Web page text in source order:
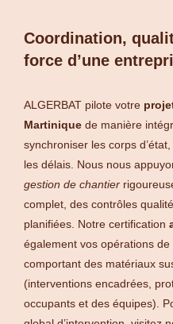
Coordination,
force d’une
ALGERBAT pilote votre
Martinique de manière
synchroniser les corps
les délais. Nous nous
gestion de chantier
complet, des contrôles
planifiées. Notre certification
également vos opérations
comportant des matériaux
(interventions encadrées,
occupants et des équipes).